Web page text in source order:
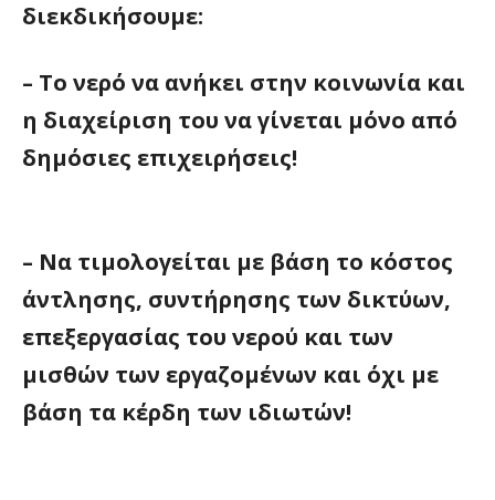
διεκδικήσουμε:
– Tο νερό να ανήκει στην κοινωνία και
η διαχείριση του να γίνεται μόνο από
δημόσιες επιχειρήσεις!
– Να τιμολογείται με βάση το κόστος
άντλησης, συντήρησης των δικτύων,
επεξεργασίας του νερού και των
μισθών των εργαζομένων και όχι με
βάση τα κέρδη των ιδιωτών!